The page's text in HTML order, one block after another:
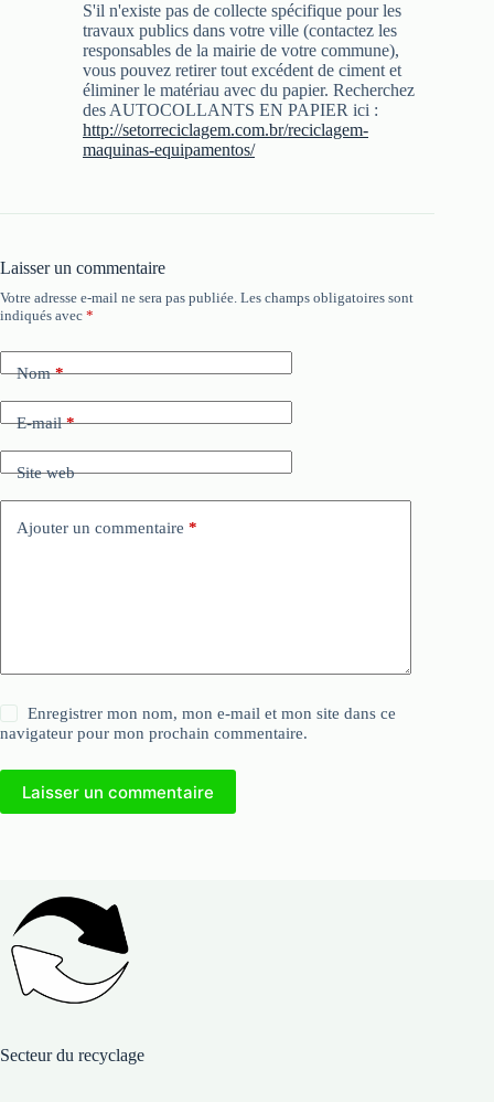
S'il n'existe pas de collecte spécifique pour les
travaux publics dans votre ville (contactez les
responsables de la mairie de votre commune),
vous pouvez retirer tout excédent de ciment et
éliminer le matériau avec du papier. Recherchez
des AUTOCOLLANTS EN PAPIER ici :
http://setorreciclagem.com.br/reciclagem-
maquinas-equipamentos/
Laisser un commentaire
Votre adresse e-mail ne sera pas publiée. Les champs obligatoires sont
indiqués avec *
Nom*
E-mail*
Site web
Ajouter un commentaire *
Enregistrer mon nom, mon e-mail et mon site dans ce
navigateur pour mon prochain commentaire.
Laisser un commentaire
Secteur du recyclage